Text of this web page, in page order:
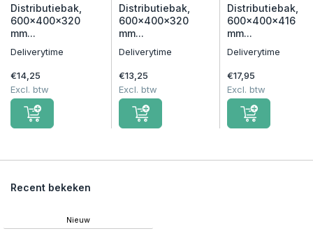
Distributiebak,
600x400x320
mm...
Deliverytime
€14,25
Excl. btw
Distributiebak,
600x400x320
mm...
Deliverytime
€13,25
Excl. btw
Distributiebak,
600x400x416
mm...
Deliverytime
€17,95
Excl. btw
Recent bekeken
Nieuw